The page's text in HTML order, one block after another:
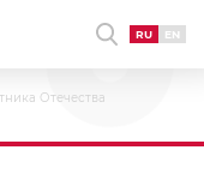
RU EN
Отечества